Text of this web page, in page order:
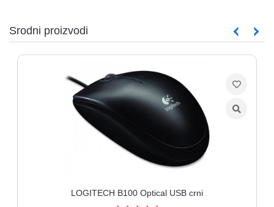
Srodni proizvodi
LOGITECH B100 Optical USB crni